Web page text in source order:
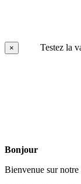
× Testez la
Bonjour
Bienvenue sur notre